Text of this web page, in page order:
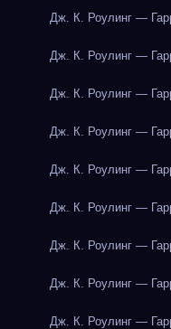
Дж. К. Роулинг —
Дж. К. Роулинг —
Дж. К. Роулинг —
Дж. К. Роулинг —
Дж. К. Роулинг —
Дж. К. Роулинг —
Дж. К. Роулинг —
Дж. К. Роулинг —
Дж. К. Роулинг —